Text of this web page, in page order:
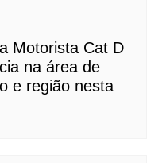
Motorista Cat D
na área de
e região nesta